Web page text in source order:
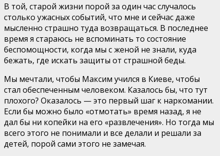
В той, старой жизни порой за один час случалось
столько ужасных событий, что мне и сейчас даже
мысленно страшно туда возвращаться. В последнее
время я стараюсь не вспоминать то состояние
беспомощности, когда мы с женой не знали, куда
бежать, где искать защиты от страшной беды.
Мы мечтали, чтобы Максим учился в Киеве, чтобы
стал обеспеченным человеком. Казалось бы, что тут
плохого? Оказалось — это первый шаг к наркомании.
Если бы можно было «отмотать» время назад, я не
дал бы ни копейки на его «развлечения». Но тогда мы
всего этого не понимали и все делали и решали за
детей, порой сами этого не замечая.